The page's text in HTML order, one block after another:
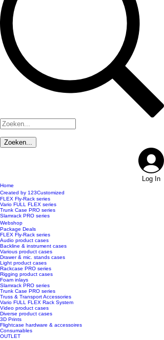
Log In
Home
Created by 123Customized
FLEX Fly-Rack series
Vario FULL FLEX series
Trunk Case PRO series
Slamrack PRO series
Webshop
Package Deals
FLEX Fly-Rack series
Audio product cases
Backline & instrument cases
Various product cases
Drawer & mic. stands cases
Light product cases
Rackcase PRO series
Rigging product cases
Foam inlays
Slamrack PRO series
Trunk Case PRO series
Truss & Transport Accessories
Vario FULL FLEX Rack System
Video product cases
Diverse product cases
3D Prints
Flightcase hardware & accessoires
Consumables
OUTLET